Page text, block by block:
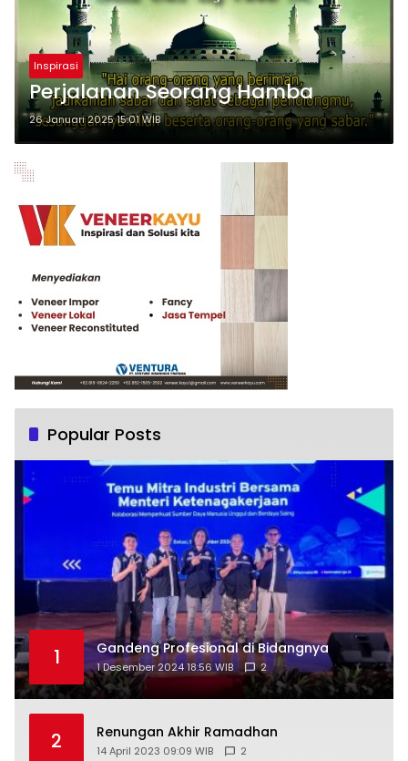
Inspirasi
Perjalanan Seorang Hamba
26 Januari 2025 15:01 WIB
Popular Posts
1 Gandeng Profesional di Bidangnya
1 Desember 2024 18:56 WIB 2
2 Renungan Akhir Ramadhan
14 April 2023 09:09 WIB 2